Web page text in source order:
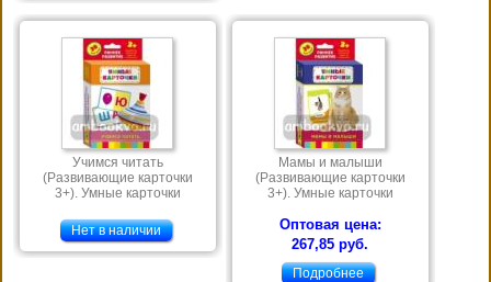
Учимся читать
(Развивающие карточки
3+). Умные карточки
Нет в наличии
Мамы и малыши
(Развивающие карточки
3+). Умные карточки
Оптовая цена:
267,85 руб.
Подробнее